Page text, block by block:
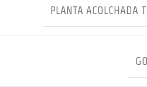
PLANTA ACOLCHADA